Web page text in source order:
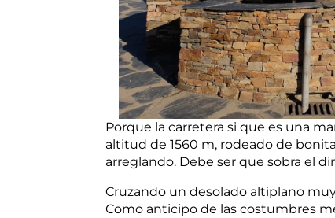
Porque la carretera si que es una
altitud de 1560 m, rodeado de
arreglando. Debe ser que sobra el
Cruzando un desolado altiplano
Como anticipo de las costumbres